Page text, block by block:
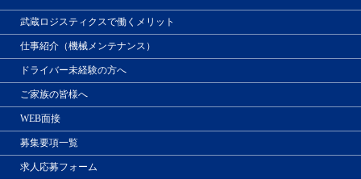
武蔵ロジスティクスで働くメリット
仕事紹介（機械メンテナンス）
ドライバー未経験の方へ
ご家族の皆様へ
WEB面接
募集要項一覧
求人応募フォーム